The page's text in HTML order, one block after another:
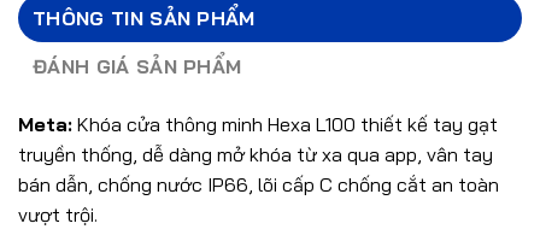
THÔNG TIN SẢN PHẨM
ĐÁNH GIÁ SẢN PHẨM
Meta: Khóa cửa thông minh Hexa L100 thiết kế tay gạt
truyền thống, dễ dàng mở khóa từ xa qua app, vân tay
bán dẫn, chống nước IP66, lõi cấp C chống cắt an toàn
vượt trội.